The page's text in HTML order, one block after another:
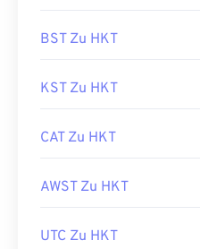
BST Zu HKT
KST Zu HKT
CAT Zu HKT
AWST Zu HKT
UTC Zu HKT